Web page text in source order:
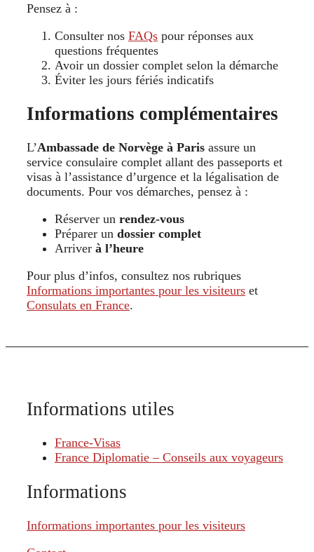
Pensez à :
Consulter nos FAQs pour réponses aux
questions fréquentes
Avoir un dossier complet selon la démarche
Éviter les jours fériés indicatifs
Informations complémentaires
L’Ambassade de Norvège à Paris assure un
service consulaire complet allant des passeports et
visas à l’assistance d’urgence et la légalisation de
documents. Pour vos démarches, pensez à :
Réserver un rendez-vous
Préparer un dossier complet
Arriver à l’heure
Pour plus d’infos, consultez nos rubriques
Informations importantes pour les visiteurs et
Consulats en France.
Informations utiles
France-Visas
France Diplomatie – Conseils aux voyageurs
Informations
Informations importantes pour les visiteurs